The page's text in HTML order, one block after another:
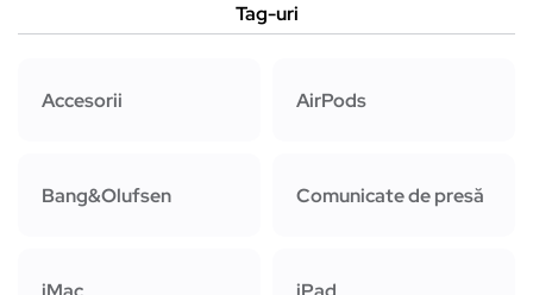
Tag-uri
Accesorii AirPods
Bang&Olufsen Comunicate de presă